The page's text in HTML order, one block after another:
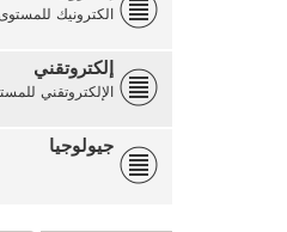
الكترونيك
إلكتروتقني
الإلكتروتقني
جيولوجيا